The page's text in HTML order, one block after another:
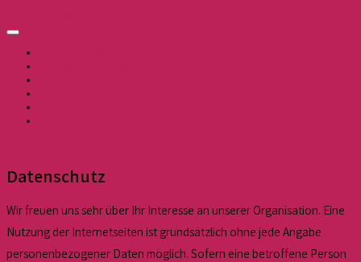
Datenschutz
Wir freuen uns sehr über Ihr Interesse an unserer Organisation. Eine
Nutzung der Internetseiten ist grundsätzlich ohne jede Angabe
personenbezogener Daten möglich. Sofern eine betroffene Person